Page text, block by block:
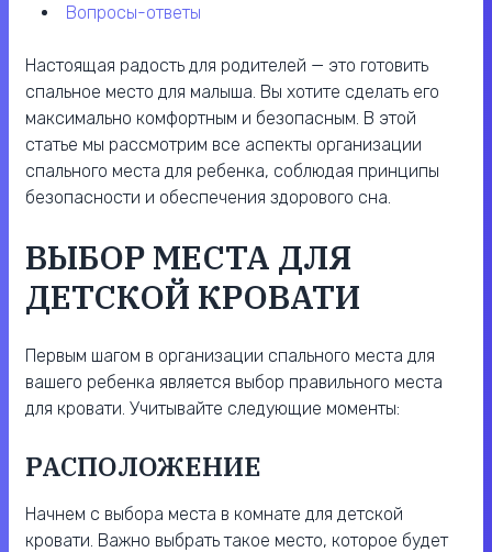
вопросы-ответы
Настоящая радость для родителей — это готовить
спальное место для малыша. Вы хотите сделать его
максимально комфортным и безопасным. В этой
статье мы рассмотрим все аспекты организации
спального места для ребенка, соблюдая принципы
безопасности и обеспечения здорового сна.
ВЫБОР МЕСТА ДЛЯ
ДЕТСКОЙ КРОВАТИ
Первым шагом в организации спального места для
вашего ребенка является выбор правильного места
для кровати. Учитывайте следующие моменты:
РАСПОЛОЖЕНИЕ
Начнем с выбора места в комнате для детской
кровати. Важно выбрать такое место, которое будет